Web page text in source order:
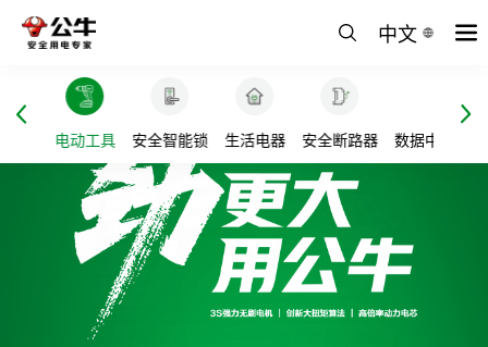
中文
电动工具 安全智能锁 生活电器 安全断路器 数据中心解